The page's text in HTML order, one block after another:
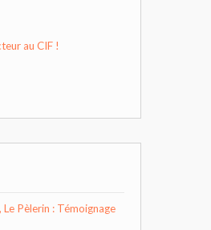
au CIF !
Pèlerin : Témoignage